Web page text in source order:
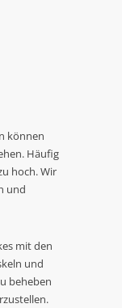
können
Häufig
hoch. Wir
und
mit den
und
beheben